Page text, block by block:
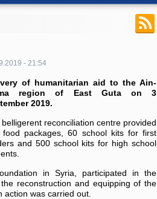
- 21:54
of humanitarian aid to the Ain-
region of East Guta on 3
2019.
reconciliation centre provided
food packages, 60 school kits for first
and 500 school kits for high school
in Syria, participated in the
reconstruction and equipping of the
action was carried out.